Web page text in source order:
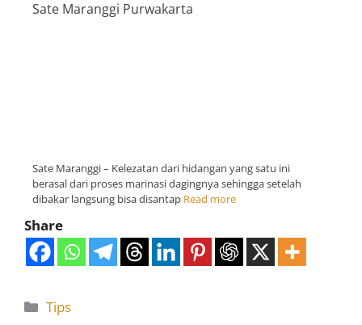
Sate Maranggi Purwakarta
Sate Maranggi – Kelezatan dari hidangan yang satu ini
berasal dari proses marinasi dagingnya sehingga setelah
dibakar langsung bisa disantap Read more
Share
Tips